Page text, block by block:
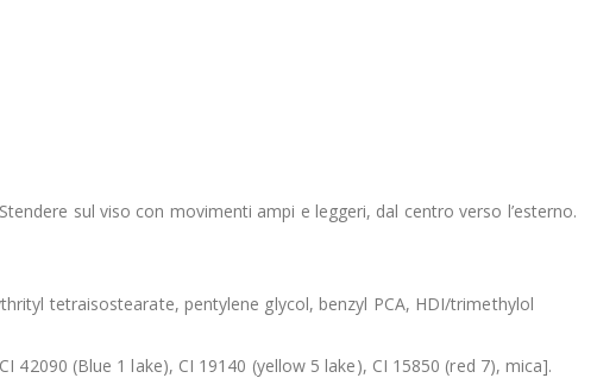
sul viso con movimenti ampi e leggeri, dal centro verso l’esterno.
tetraisostearate, pentylene glycol, benzyl PCA, HDI/trimethylol
(Blue 1 lake), CI 19140 (yellow 5 lake), CI 15850 (red 7), mica].